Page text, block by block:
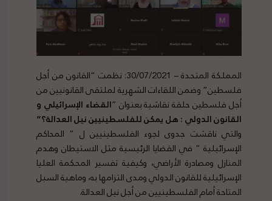
المملكة المتحدة – 30/07/2021: نظمت “القانون من أجل
فلسطين” وضمن اللقاءات الشهرية لملتقى القانونيين من
أجل فلسطين حلقة نقاشية بعنوان ”القضاء الإسرائيلي و
القانون الدولي : هل يمكن للفلسطينيين نيل العدالة؟“
والتي ناقشت جدوى لجوء الفلسطينيين ل ” المحاكم
الإسرائيلية ” في القضايا الرئيسية مثل الاستيطان وهدم
المنازل ومصادرة الأراضي، وكيفية تفسير المحكمة العليا
الإسرائيلية للقانون الدولي ومدى التزامها به، وماهية السبل
المتاحة أمام الفلسطينيين من أجل نيل العدالة.